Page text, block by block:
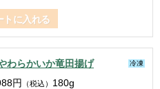
トに入れる
わらかいか竜田揚げ 冷凍
円 （税込） 180g